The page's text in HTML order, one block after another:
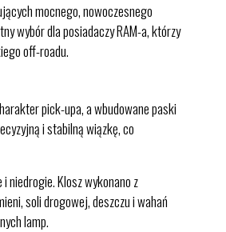
mocnego, nowoczesnego
wybór dla posiadaczy RAM-a, którzy
off-roadu.
pick-upa, a wbudowane paski
i stabilną wiązkę, co
niedrogie. Klosz wykonano z
soli drogowej, deszczu i wahań
lamp.